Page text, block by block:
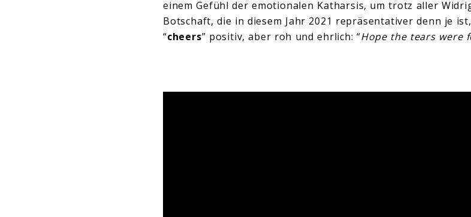
einem Gefühl der emotionalen Katharsis, um trotz aller
Botschaft, die in diesem Jahr 2021 repräsentativer denn je
“cheers” positiv, aber roh und ehrlich: “Hope the tears were